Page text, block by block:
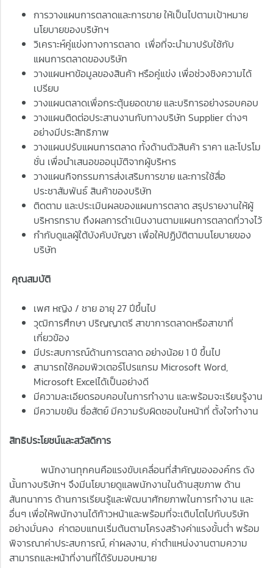
การวางแผนการตลาดและการขาย ให้เป็นไปตามเป้าหมาย
นโยบายของบริษัทฯ
วิเคราะห์คู่แข่งทางการตลาด เพื่อที่จะนำมาปรับใช้กับ
แผนการตลาดของบริษัท
วางแผนหาข้อมูลของสินค้า หรือคู่แข่ง เพื่อช่วงชิงความได้
เปรียบ
วางแผนตลาดเพื่อกระตุ้นยอดขาย และบริการอย่างรอบคอบ
วางแผนติดต่อประสานงานกับทางบริษัท Supplier ต่างๆ
อย่างมีประสิทธิภาพ
วางแผนปรับแผนการตลาด ทั้งด้านตัวสินค้า ราคา และโปรโม
ชั่น เพื่อนำเสนอขออนุมัติจากผู้บริหาร
วางแผนกิจกรรมการส่งเสริมการขาย และการใช้สื่อ
ประชาสัมพันธ์ สินค้าของบริษัท
ติดตาม และประเมินผลของแผนการตลาด สรุปรายงานให้ผู้
บริหารทราบ ถึงผลการดำเนินงานตามแผนการตลาดที่วางไว้
กำกับดูแลผู้ใต้บังคับบัญชา เพื่อให้ปฏิบัติตามนโยบายของ
บริษัท
คุณสมบัติ
เพศ หญิง / ชาย อายุ 27 ปีขึ้นไป
วุฒิการศึกษา ปริญญาตรี สาขาการตลาดหรือสาขาที่
เกี่ยวข้อง
มีประสบการณ์ด้านการตลาด อย่างน้อย 1 ปี ขึ้นไป
สามารถใช้คอมพิวเตอร์โปรแกรม Microsoft Word,
Microsoft Excelได้เป็นอย่างดี
มีความละเอียดรอบคอบในการทำงาน และพร้อมจะเรียนรู้งาน
มีความขยัน ซื่อสัตย์ มีความรับผิดชอบในหน้าที่ ตั้งใจทำงาน
สิทธิประโยชน์และสวัสดิการ
พนักงานทุกคนคือแรงขับเคลื่อนที่สำคัญขององค์กร ดัง
นั้นทางบริษัทฯ จึงมีนโยบายดูแลพนักงานในด้านสุขภาพ ด้าน
สันทนาการ ด้านการเรียนรู้และพัฒนาศักยภาพในการทำงาน และ
อื่นๆ เพื่อให้พนักงานได้ก้าวหน้าและพร้อมที่จะเติบโตไปกับบริษัท
อย่างมั่นคง ค่าตอบแทนเริ่มต้นตามโครงสร้างค่าแรงขั้นต่ำ พร้อม
พิจารณาค่าประสบการณ์, ค่าผลงาน, ค่าตำแหน่งงานตามความ
สามารถและหน้าที่งานที่ได้รับมอบหมาย